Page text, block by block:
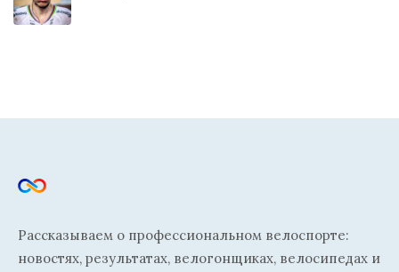
Рассказываем о профессиональном велоспорте:
новостях, результатах, велогонщиках, велосипедах и